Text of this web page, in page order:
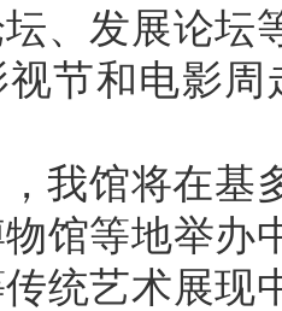
、发展论坛
节和电影
馆将在基多
馆等地举办
统艺术展现